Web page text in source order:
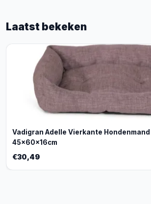
Laatst bekeken
Vadigran Adelle Vierkante
45x60x16cm
€30,49